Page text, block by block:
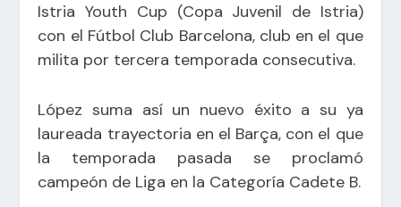
Istria Youth Cup (Copa Juvenil de Istria)
con el Fútbol Club Barcelona, club en el que
milita por tercera temporada consecutiva.
López suma así un nuevo éxito a su ya
laureada trayectoria en el Barça, con el que
la temporada pasada se proclamó
campeón de Liga en la Categoría Cadete B.